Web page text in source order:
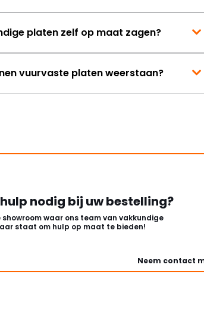
platen zelf op maat zagen?
vuurvaste platen weerstaan?
nodig bij uw bestelling?
showroom waar ons team van vakkundige
staat om hulp op maat te bieden!
Neem contact